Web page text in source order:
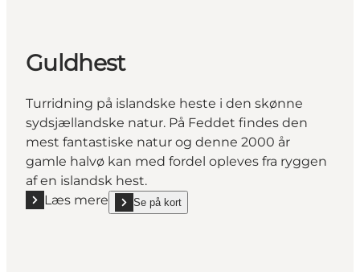
Guldhest
Turridning på islandske heste i den skønne
sydsjællandske natur. På Feddet findes den
mest fantastiske natur og denne 2000 år
gamle halvø kan med fordel opleves fra ryggen
af en islandsk hest.
Læs mere
Læs mere "Guldhest"
Se på kort
show Guldhest on_map